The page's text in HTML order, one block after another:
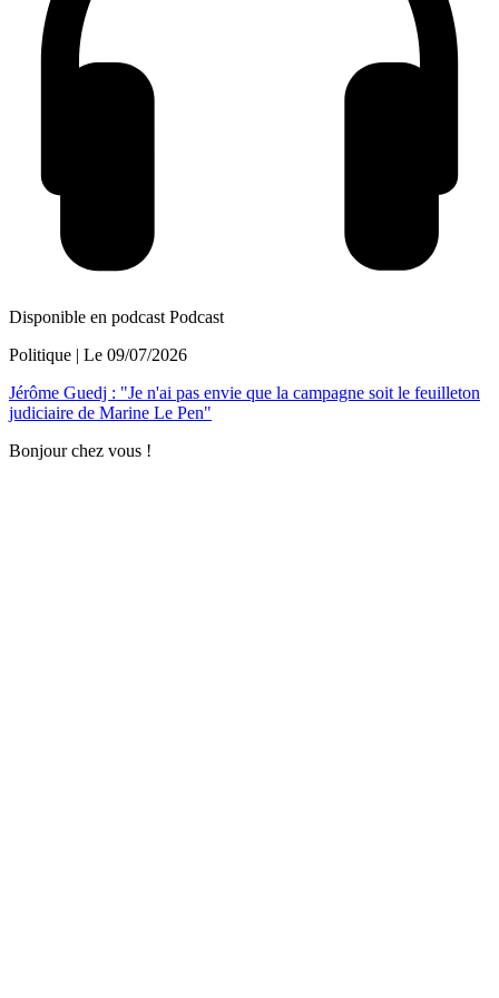
Disponible en podcast Podcast
Politique | Le 09/07/2026
Jérôme Guedj : "Je n'ai pas envie que la campagne soit le feuilleton
judiciaire de Marine Le Pen"
Bonjour chez vous !